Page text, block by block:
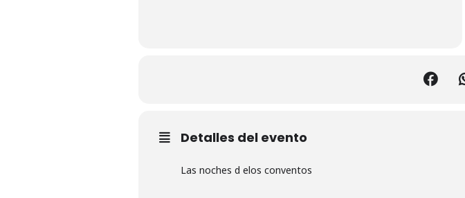
Detalles del evento
Las noches d elos conventos